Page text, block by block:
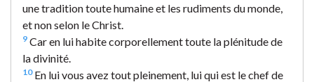
une tradition toute humaine et les rudiments du monde,
et non selon le Christ.
9 Car en lui habite corporellement toute la plénitude de
la divinité.
10En lui vous avez tout pleinement, lui qui est le chef de